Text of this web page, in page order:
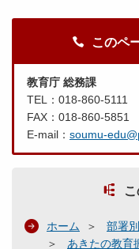
このペ
教育庁 総務課
TEL：018-860-5111
FAX：018-860-5851
E-mail： soumu-
ホーム 部署
あきたの教育